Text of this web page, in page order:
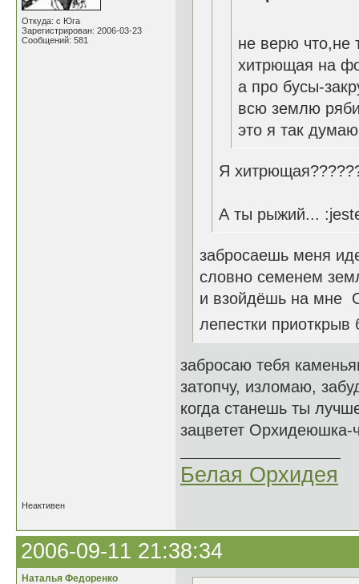
Откуда: с Юга
Зарегистрирован: 2006-03-23
Сообщений: 581
не верю что,не
хитрющая на
а про бусы-
всю землю
это я так
Я
А ты рыжий...
забросаешь меня
словно семенем
и взойдёшь на мне
лепестки приоткрыв
забросаю тебя
затопчу, изломаю,
когда станешь ты
зацветет Орхидеюшка-
Белая Орхидея
Неактивен
2006-09-11 21:38:34
Наталья Федоренко